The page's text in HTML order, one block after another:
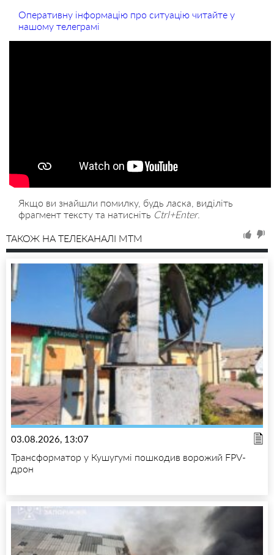
Оперативну інформацію про ситуацію читайте у
нашому телеграмі
Якщо ви знайшли помилку, будь ласка, виділіть
фрагмент тексту та натисніть Ctrl+Enter.
ТАКОЖ НА ТЕЛЕКАНАЛІ MTM
03.08.2026, 13:07
Трансформатор у Кушугумі пошкодив ворожий FPV-
дрон